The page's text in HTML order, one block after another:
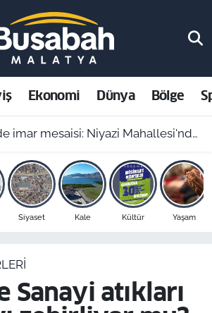
Ekonomi Dünya Bölge
Niyazi Mahallesi'ndeki bir parsele ret, diğerine onay
Siyaset Kale Kültür Yaşam
Sanayi atıkları
Eczaneler
Durumu
Vakitleri
Yoğunluk Haritası
Durumu ve Fikstür